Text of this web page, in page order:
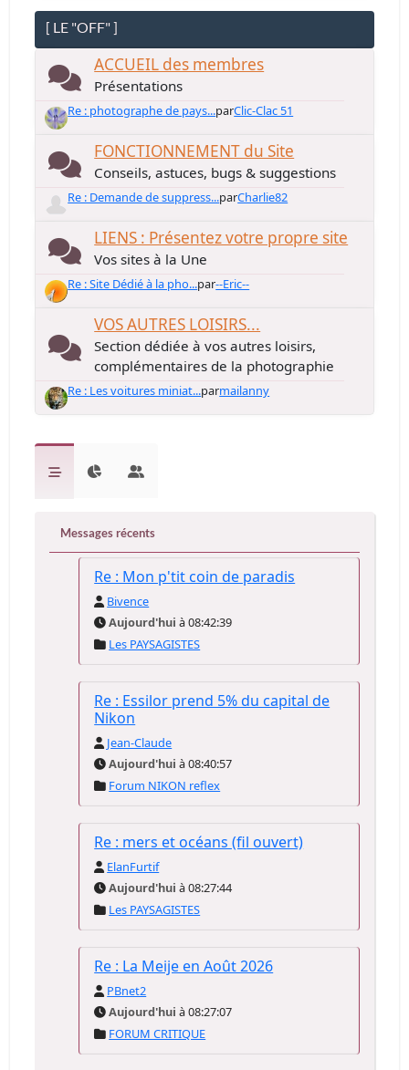
[ LE "OFF" ]
ACCUEIL des membres
Présentations
Re : photographe de pays...parClic-Clac 51
FONCTIONNEMENT du Site
Conseils, astuces, bugs & suggestions
Re : Demande de suppress...parCharlie82
LIENS : Présentez votre propre site
Vos sites à la Une
Re : Site Dédié à la pho...par--Eric--
VOS AUTRES LOISIRS...
Section dédiée à vos autres loisirs,
complémentaires de la photographie
Re : Les voitures miniat...parmailanny
Messages récents
Re : Mon p'tit coin de paradis
Bivence
Aujourd'hui à 08:42:39
Les PAYSAGISTES
Re : Essilor prend 5% du capital de
Nikon
Jean-Claude
Aujourd'hui à 08:40:57
Forum NIKON reflex
Re : mers et océans (fil ouvert)
ElanFurtif
Aujourd'hui à 08:27:44
Les PAYSAGISTES
Re : La Meije en Août 2026
PBnet2
Aujourd'hui à 08:27:07
FORUM CRITIQUE